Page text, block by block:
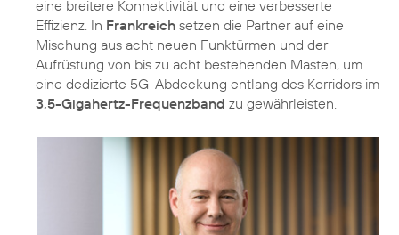
eine breitere Konnektivität und eine verbesserte
Effizienz. In Frankreich setzen die Partner auf eine
Mischung aus acht neuen Funktürmen und der
Aufrüstung von bis zu acht bestehenden Masten, um
eine dedizierte 5G-Abdeckung entlang des Korridors im
3,5-Gigahertz-Frequenzband zu gewährleisten.